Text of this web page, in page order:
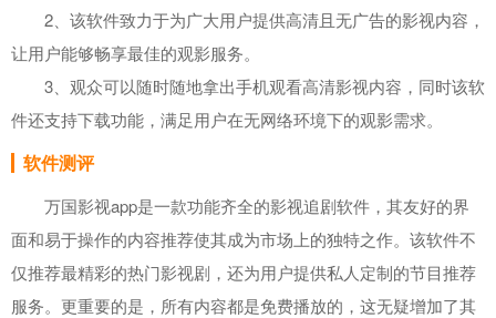
2、该软件致力于为广大用户提供高清且无广告的影视内容，
让用户能够畅享最佳的观影服务。
3、观众可以随时随地拿出手机观看高清影视内容，同时该软
件还支持下载功能，满足用户在无网络环境下的观影需求。
软件测评
万国影视app是一款功能齐全的影视追剧软件，其友好的界
面和易于操作的内容推荐使其成为市场上的独特之作。该软件不
仅推荐最精彩的热门影视剧，还为用户提供私人定制的节目推荐
服务。更重要的是，所有内容都是免费播放的，这无疑增加了其